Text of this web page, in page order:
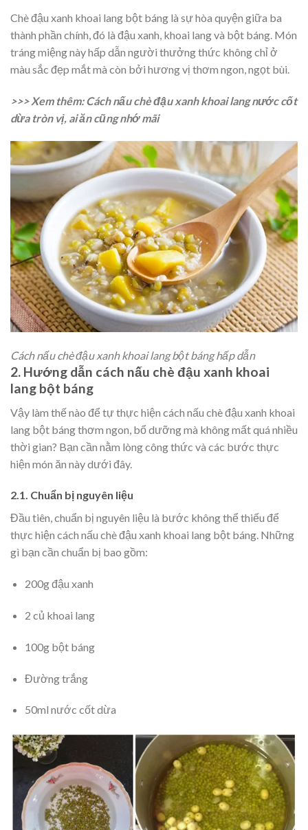
Chè đậu xanh khoai lang bột báng là sự hòa quyện giữa ba
thành phần chính, đó là đậu xanh, khoai lang và bột báng. Món
tráng miệng này hấp dẫn người thưởng thức không chỉ ở
màu sắc đẹp mắt mà còn bởi hương vị thơm ngon, ngọt bùi.
>>> Xem thêm:Cách nấu chè đậu xanh khoai lang nước cốt
dừa tròn vị, ai ăn cũng nhớ mãi
Cách nấu chè đậu xanh khoai lang bột báng hấp dẫn
2. Hướng dẫn cách nấu chè đậu xanh khoai
lang bột báng
Vậy làm thế nào để tự thực hiện cách nấu chè đậu xanh khoai
lang bột báng thơm ngon, bổ dưỡng mà không mất quá nhiều
thời gian? Bạn cần nằm lòng công thức và các bước thực
hiện món ăn này dưới đây.
2.1. Chuẩn bị nguyên liệu
Đầu tiên, chuẩn bị nguyên liệu là bước không thể thiếu để
thực hiện cách nấu chè đậu xanh khoai lang bột báng. Những
gì bạn cần chuẩn bị bao gồm:
200g đậu xanh
2 củ khoai lang
100g bột báng
Đường trắng
50ml nước cốt dừa